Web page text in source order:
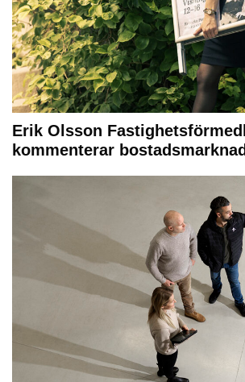
Erik Olsson
kommenterar